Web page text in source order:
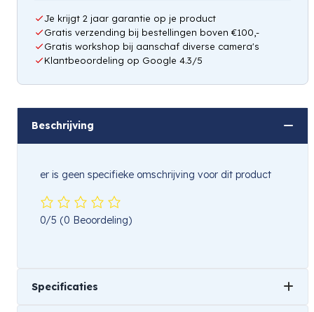
Je krijgt 2 jaar garantie op je product
Gratis verzending bij bestellingen boven €100,-
Gratis workshop bij aanschaf diverse camera's
Klantbeoordeling op Google 4.3/5
Beschrijving
er is geen specifieke omschrijving voor dit product
0/5 (0 Beoordeling)
Specificaties